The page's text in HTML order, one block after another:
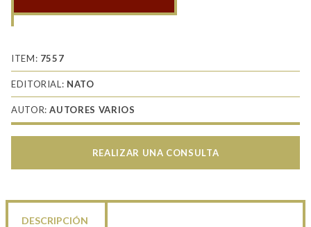
News
Nato
cantidad
ITEM: 7557
EDITORIAL: NATO
AUTOR:AUTORES VARIOS
REALIZAR UNA CONSULTA
DESCRIPCIÓN